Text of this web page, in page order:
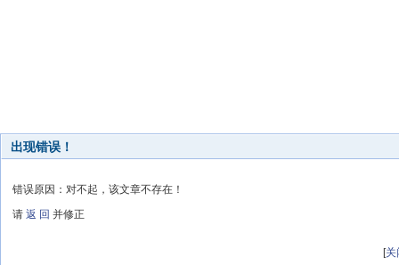
出现错误！
错误原因：对不起，该文章不存在！
请 返 回 并修正
[关